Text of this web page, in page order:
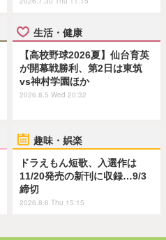
生活・健康
【高校野球2026夏】仙台育英
が開幕戦勝利、第2日は東筑
vs神村学園ほか
2026.8.5 Wed 20:32
趣味・娯楽
ドラえもん短歌、入選作は
11/20発売の新刊に収録…9/3
締切
2026.8.6 Thu 15:15